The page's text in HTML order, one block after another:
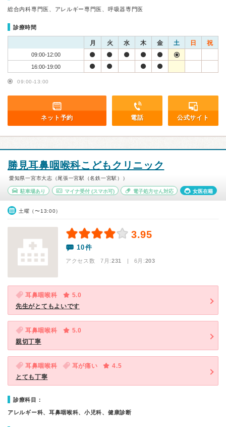
総合内科専門医、アレルギー専門医、呼吸器専門医
診療時間
月 火 水 木 金 土 日 祝
09:00-12:00
16:00-19:00
09:00-13:00
ネット予約 電話 公式サイト
勝見耳鼻咽喉科こどもクリニック
愛知県一宮市大志（尾張一宮駅（名鉄一宮駅））
駐車場あり マイナ受付(スマホ可) 電子処方せん対応 女医在籍
土曜（〜13:00）
3.95
10件
アクセス数 7月:231 | 6月:203
耳鼻咽喉科
5.0
先生がとてもよいです
耳鼻咽喉科
5.0
親切丁寧
耳鼻咽喉科 耳が痛い
4.5
とても丁寧
診療科目：
アレルギー科、耳鼻咽喉科、小児科、健康診断